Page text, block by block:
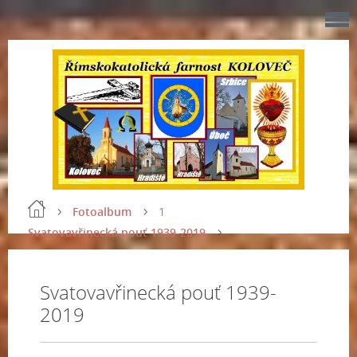
Fotoalbum
Svatovavřinecká pouť 1939-2019
1
Svatovavřinecká pouť 1939-
2019